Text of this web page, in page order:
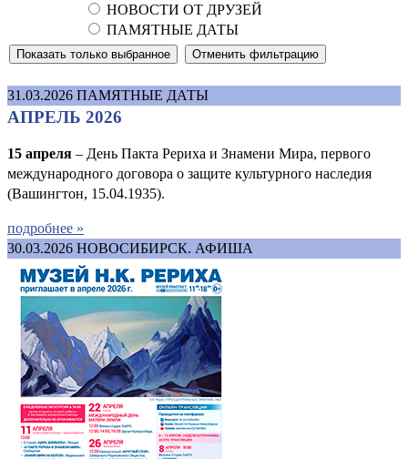
НОВОСТИ ОТ ДРУЗЕЙ
ПАМЯТНЫЕ ДАТЫ
31.03.2026 ПАМЯТНЫЕ ДАТЫ
АПРЕЛЬ 2026
15 апреля – День Пакта Рериха и Знамени Мира, первого
международного договора о защите культурного наследия
(Вашингтон, 15.04.1935).
подробнее »
30.03.2026 НОВОСИБИРСК. АФИША